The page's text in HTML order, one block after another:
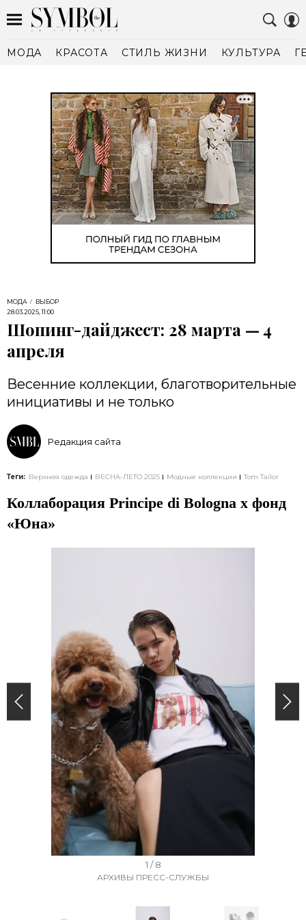
МОДА КРАСОТА СТИЛЬ ЖИЗНИ КУЛЬТУРА
МОДА
ВЫБОР
28.03.2025, 11:00
Шопинг-дайджест: 28 марта — 4
апреля
Весенние коллекции, благотворительные
инициативы и не только
Редакция сайта
Теги: Верхняя одежда ВЕСНА-ЛЕТО 2025 Модные коллекции Tom Tailor
Коллаборация Principe di Bologna х фонд
«Юна»
1 / 8
АРХИВЫ ПРЕСС-СЛУЖБЫ